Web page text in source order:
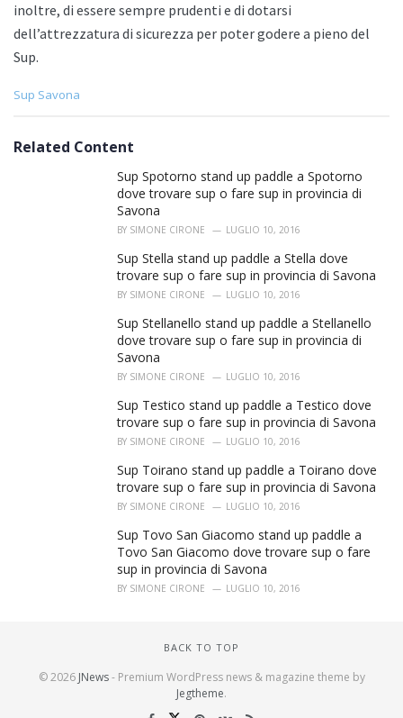
inoltre, di essere sempre prudenti e di dotarsi
dell’attrezzatura di sicurezza per poter godere a pieno del
Sup.
C
e
Sup Savona
Related Content
Sup Spotorno stand up paddle a Spotorno
dove trovare sup o fare sup in provincia di
Savona
BY SIMONE CIRONE LUGLIO 10, 2016
Sup Stella stand up paddle a Stella dove
trovare sup o fare sup in provincia di Savona
BY SIMONE CIRONE LUGLIO 10, 2016
Sup Stellanello stand up paddle a Stellanello
dove trovare sup o fare sup in provincia di
Savona
BY SIMONE CIRONE LUGLIO 10, 2016
Sup Testico stand up paddle a Testico dove
trovare sup o fare sup in provincia di Savona
BY SIMONE CIRONE LUGLIO 10, 2016
Sup Toirano stand up paddle a Toirano dove
trovare sup o fare sup in provincia di Savona
BY SIMONE CIRONE LUGLIO 10, 2016
Sup Tovo San Giacomo stand up paddle a
Tovo San Giacomo dove trovare sup o fare
sup in provincia di Savona
BY SIMONE CIRONE LUGLIO 10, 2016
BACK TO TOP
© 2026 JNews- Premium WordPress news & magazine theme by
Jegtheme.